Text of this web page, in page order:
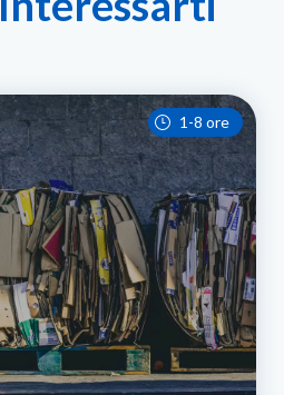
1-8 ore